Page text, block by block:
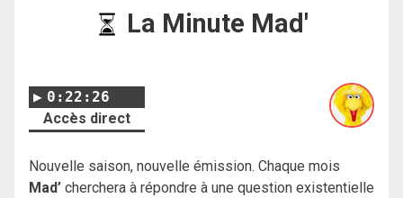
La Minute Mad'
0:22:26
Accès direct
Nouvelle saison, nouvelle émission. Chaque mois
Mad’ cherchera à répondre à une question existentielle